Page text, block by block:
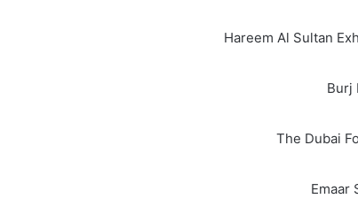
Hareem Al Sultan
Burj
The Dubai
Emaar